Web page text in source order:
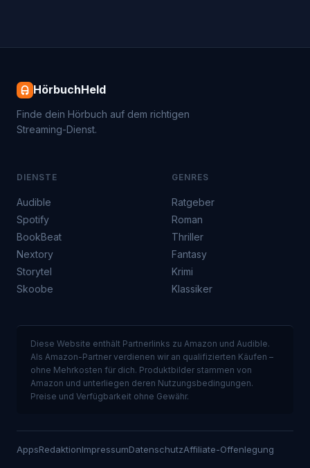
HörbuchHeld
Finde dein Hörbuch auf dem richtigen
Streaming-Dienst.
DIENSTE
Audible
Spotify
BookBeat
Nextory
Storytel
Skoobe
GENRES
Ratgeber
Roman
Thriller
Fantasy
Krimi
Klassiker
Diese Website enthält Partnerlinks zu Amazon und Audible.
Als Amazon-Partner verdienen wir an qualifizierten Käufen –
ohne Mehrkosten für dich. Produktbilder stammen von
Amazon und unterliegen deren Nutzungsbedingungen.
Preise und Verfügbarkeit ohne Gewähr.
AppsRedaktionImpressumDatenschutzAffiliate-Offenlegung